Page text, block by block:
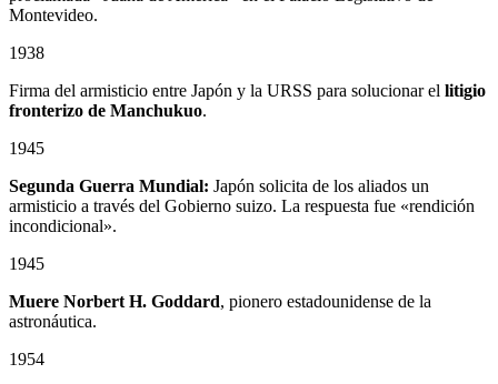
Montevideo.
1938
Firma del armisticio entre Japón y la URSS para solucionar el litigio
fronterizo de Manchukuo.
1945
Segunda Guerra Mundial: Japón solicita de los aliados un
armisticio a través del Gobierno suizo. La respuesta fue «rendición
incondicional».
1945
Muere Norbert H. Goddard, pionero estadounidense de la
astronáutica.
1954